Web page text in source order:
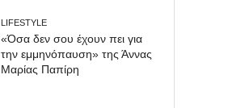
LIFESTYLE
«Όσα δεν σου έχουν πει για
την εμμηνόπαυση» της Άννας
Μαρίας Παπίρη